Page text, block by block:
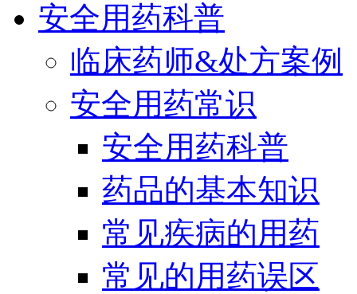
安全用药科普
临床药师&处方案例
安全用药常识
安全用药科普
药品的基本知识
常见疾病的用药
常见的用药误区